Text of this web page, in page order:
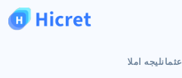
عثمانليجه املا